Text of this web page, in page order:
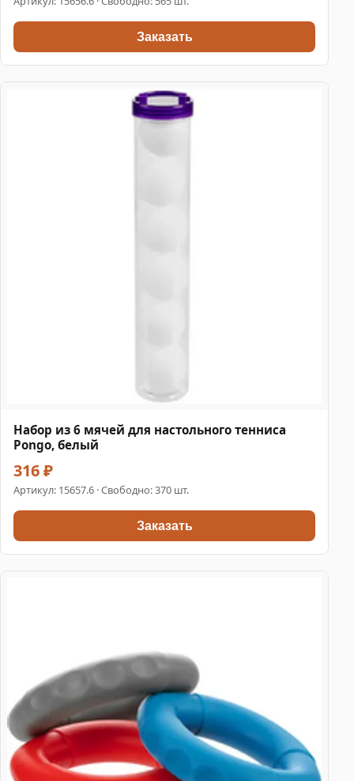
Заказать
Набор из 6 мячей для настольного тенниса
Pongo, белый
316 ₽
Артикул: 15657.6 · Свободно: 370 шт.
Заказать